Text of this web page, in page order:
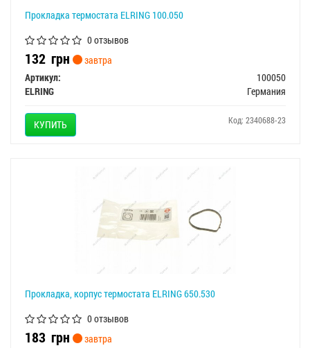
Прокладка термостата ELRING 100.050
0 отзывов
132 грн
завтра
Артикул:
100050
ELRING
Германия
КУПИТЬ Код: 2340688-23
Прокладка, корпус термостата ELRING 650.530
0 отзывов
183 грн
завтра